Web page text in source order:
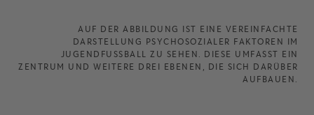
AUF DER ABBILDUNG IST EINE VEREINFACHTE
DARSTELLUNG PSYCHOSOZIALER FAKTOREN IM
JUGENDFUSSBALL ZU SEHEN. DIESE UMFASST EIN Z
ENTRUM UND WEITERE DREI EBENEN, DIE SICH DARÜBER A
UFBAUEN.